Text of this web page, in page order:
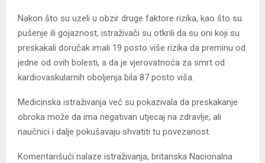
Nakon što su uzeli u obzir druge faktore rizika, kao što su
pušenje ili gojaznost, istraživači su otkrili da su oni koji su
preskakali doručak imali 19 posto više rizika da preminu od
jedne od ovih bolesti, a da je vjerovatnoća za smrt od
kardiovaskularnih oboljenja bila 87 posto viša.
Medicinska istraživanja već su pokazivala da preskakanje
obroka može da ima negativan utjecaj na zdravlje, ali
naučnici i dalje pokušavaju shvatiti tu povezanost.
Komentarišući nalaze istraživanja, britanska Nacionalna